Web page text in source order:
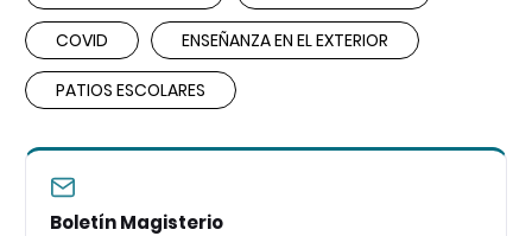
COVID ENSEÑANZA EN EL EXTERIOR
PATIOS ESCOLARES
Boletín Magisterio